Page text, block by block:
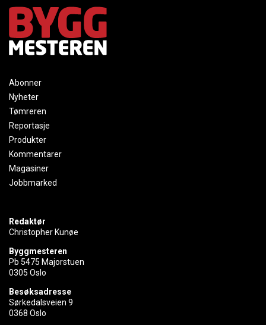
Abonner
Nyheter
Tømreren
Reportasje
Produkter
Kommentarer
Magasiner
Jobbmarked
Redaktør
Christopher Kunøe
Byggmesteren
Pb 5475 Majorstuen
0305 Oslo
Besøksadresse
Sørkedalsveien 9
0368 Oslo